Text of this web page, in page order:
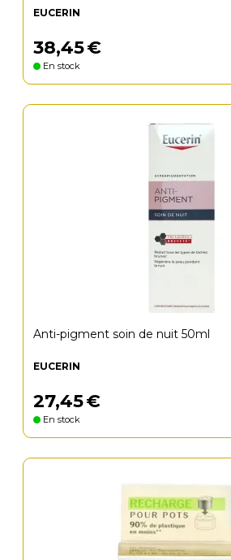
EUCERIN
38,45€
En stock
Anti-pigment soin de nuit 50ml
EUCERIN
27,45€
En stock